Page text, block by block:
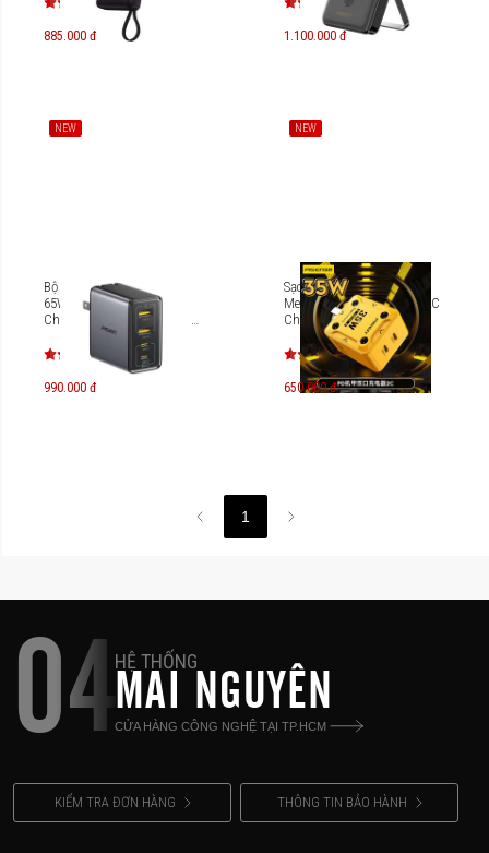
885.000 đ 1.100.000 đ
NEW
Bộ sạc Pisen BOLT Utility
65W 4-Port GaNPro Fast
Charger Cable Set(US) TP-
990.000 đ
NEW
Sạc nhanh Pisen Quick
Mecha PD35W GaNUltra 2C
Charger TS-C186
650.000 đ
1
04HỆ THỐNG
MAI NGUYÊN
CỬA HÀNG CÔNG NGHỆ TẠI TP.HCM
KIỂM TRA ĐƠN HÀNG THÔNG TIN BẢO HÀNH